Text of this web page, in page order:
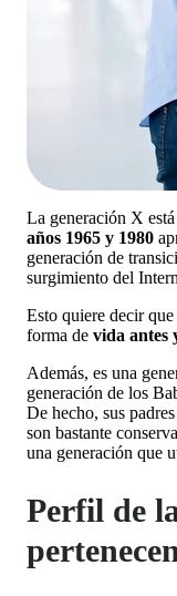
La generación X
años 1965 y 1980
generación de
surgimiento del
Esto quiere decir
forma de vida antes
Además, es una
generación de los
De hecho, sus
son bastante
una generación que
Perfil de